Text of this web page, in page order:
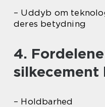
– Uddyb om
deres betydning
4.
– Holdbarhed